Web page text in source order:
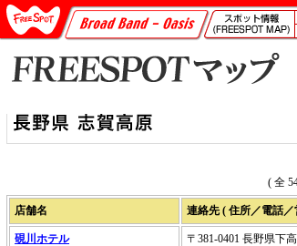
( 全
店舗名 連絡先 ( 住所／電話
硯川ホテル
〒381-0401 長野県下